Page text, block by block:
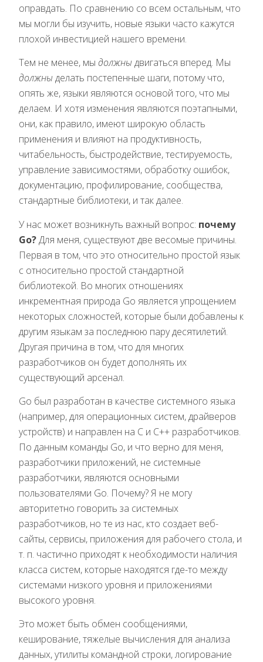
оправдать. По сравнению со всем остальным, что
мы могли бы изучить, новые языки часто кажутся
плохой инвестицией нашего времени.
Тем не менее, мы должныдвигаться вперед. Мы
должныделать постепенные шаги, потому что,
опять же, языки являются основой того, что мы
делаем. И хотя изменения являются поэтапными,
они, как правило, имеют широкую область
применения и влияют на продуктивность,
читабельность, быстродействие, тестируемость,
управление зависимостями, обработку ошибок,
документацию, профилирование, сообщества,
стандартные библиотеки, и так далее.
У нас может возникнуть важный вопрос: почему
Go?Для меня, существуют две весомые причины.
Первая в том, что это относительно простой язык
с относительно простой стандартной
библиотекой. Во многих отношениях
инкрементная природа Go является упрощением
некоторых сложностей, которые были добавлены к
другим языкам за последнюю пару десятилетий.
Другая причина в том, что для многих
разработчиков он будет дополнять их
существующий арсенал.
Go был разработан в качестве системного языка
(например, для операционных систем, драйверов
устройств) и направлен на C и C++ разработчиков.
По данным команды Go, и что верно для меня,
разработчики приложений, не системные
разработчики, являются основными
пользователями Go. Почему? Я не могу
авторитетно говорить за системных
разработчиков, но те из нас, кто создает веб-
сайты, сервисы, приложения для рабочего стола, и
т. п. частично приходят к необходимости наличия
класса систем, которые находятся где-то между
системами низкого уровня и приложениями
высокого уровня.
Это может быть обмен сообщениями,
кеширование, тяжелые вычисления для анализа
данных, утилиты командной строки, логирование